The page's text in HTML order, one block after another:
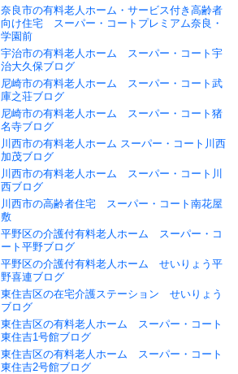
奈良市の有料老人ホーム・サービス付き高齢者
向け住宅 スーパー・コートプレミアム奈良・
学園前
宇治市の有料老人ホーム スーパー・コート宇
治大久保ブログ
尼崎市の有料老人ホーム スーパー・コート武
庫之荘ブログ
尼崎市の有料老人ホーム スーパー・コート猪
名寺ブログ
川西市の有料老人ホーム スーパー・コート川西
加茂ブログ
川西市の有料老人ホーム スーパー・コート川
西ブログ
川西市の高齢者住宅 スーパー・コート南花屋
敷
平野区の介護付有料老人ホーム スーパー・コ
ート平野ブログ
平野区の介護付有料老人ホーム せいりょう平
野喜連ブログ
東住吉区の在宅介護ステーション せいりょう
ブログ
東住吉区の有料老人ホーム スーパー・コート
東住吉1号館ブログ
東住吉区の有料老人ホーム スーパー・コート
東住吉2号館ブログ